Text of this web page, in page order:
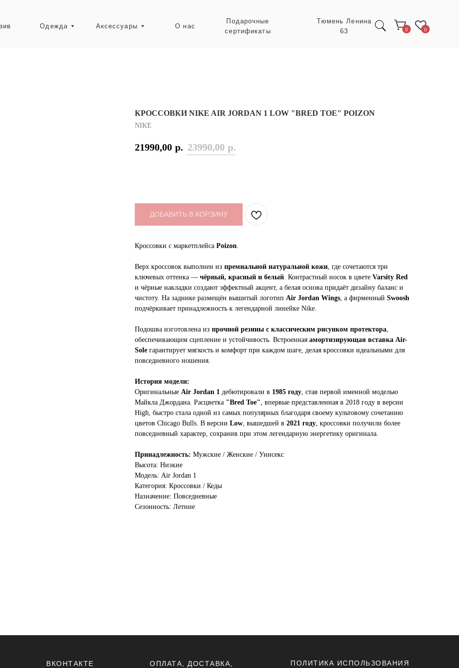
Аксессуары
сертификаты
Тюмень Ленина
КРОССОВКИ NIKE AIR JORDAN 1 LOW "BRED TOE" POIZON
NIKE
21990,00 р. 23990,00 р.
ДОБАВИТЬ В КОРЗИНУ
Кроссовки с маркетплейса Poizon.
Верх кроссовок выполнен из премиальной натуральной кожи, где сочетаются три
ключевых оттенка — чёрный, красный и белый. Контрастный носок в цвете Varsity Red
и чёрные накладки создают эффектный акцент, а белая основа придаёт дизайну баланс и
чистоту. На заднике размещён вышитый логотип Air Jordan Wings, а фирменный Swoosh
подчёркивает принадлежность к легендарной линейке Nike.
Подошва изготовлена из прочной резины с классическим рисунком протектора,
обеспечивающим сцепление и устойчивость. Встроенная амортизирующая вставка Air-
Sole гарантирует мягкость и комфорт при каждом шаге, делая кроссовки идеальными для
повседневного ношения.
История модели:
Оригинальные Air Jordan 1 дебютировали в 1985 году, став первой именной моделью
Майкла Джордана. Расцветка "Bred Toe", впервые представленная в 2018 году в версии
High, быстро стала одной из самых популярных благодаря своему культовому сочетанию
цветов Chicago Bulls. В версии Low, вышедшей в 2021 году, кроссовки получили более
повседневный характер, сохранив при этом легендарную энергетику оригинала.
Принадлежность: Мужские / Женские / Унисекс
Высота: Низкие
Модель: Air Jordan 1
Категория: Кроссовки / Кеды
Назначение: Повседневные
Сезонность: Летние
ВКОНТАКТЕ ОПЛАТА, ДОСТАВКА, ПОЛИТИКА ИСПОЛЬЗОВАНИЯ